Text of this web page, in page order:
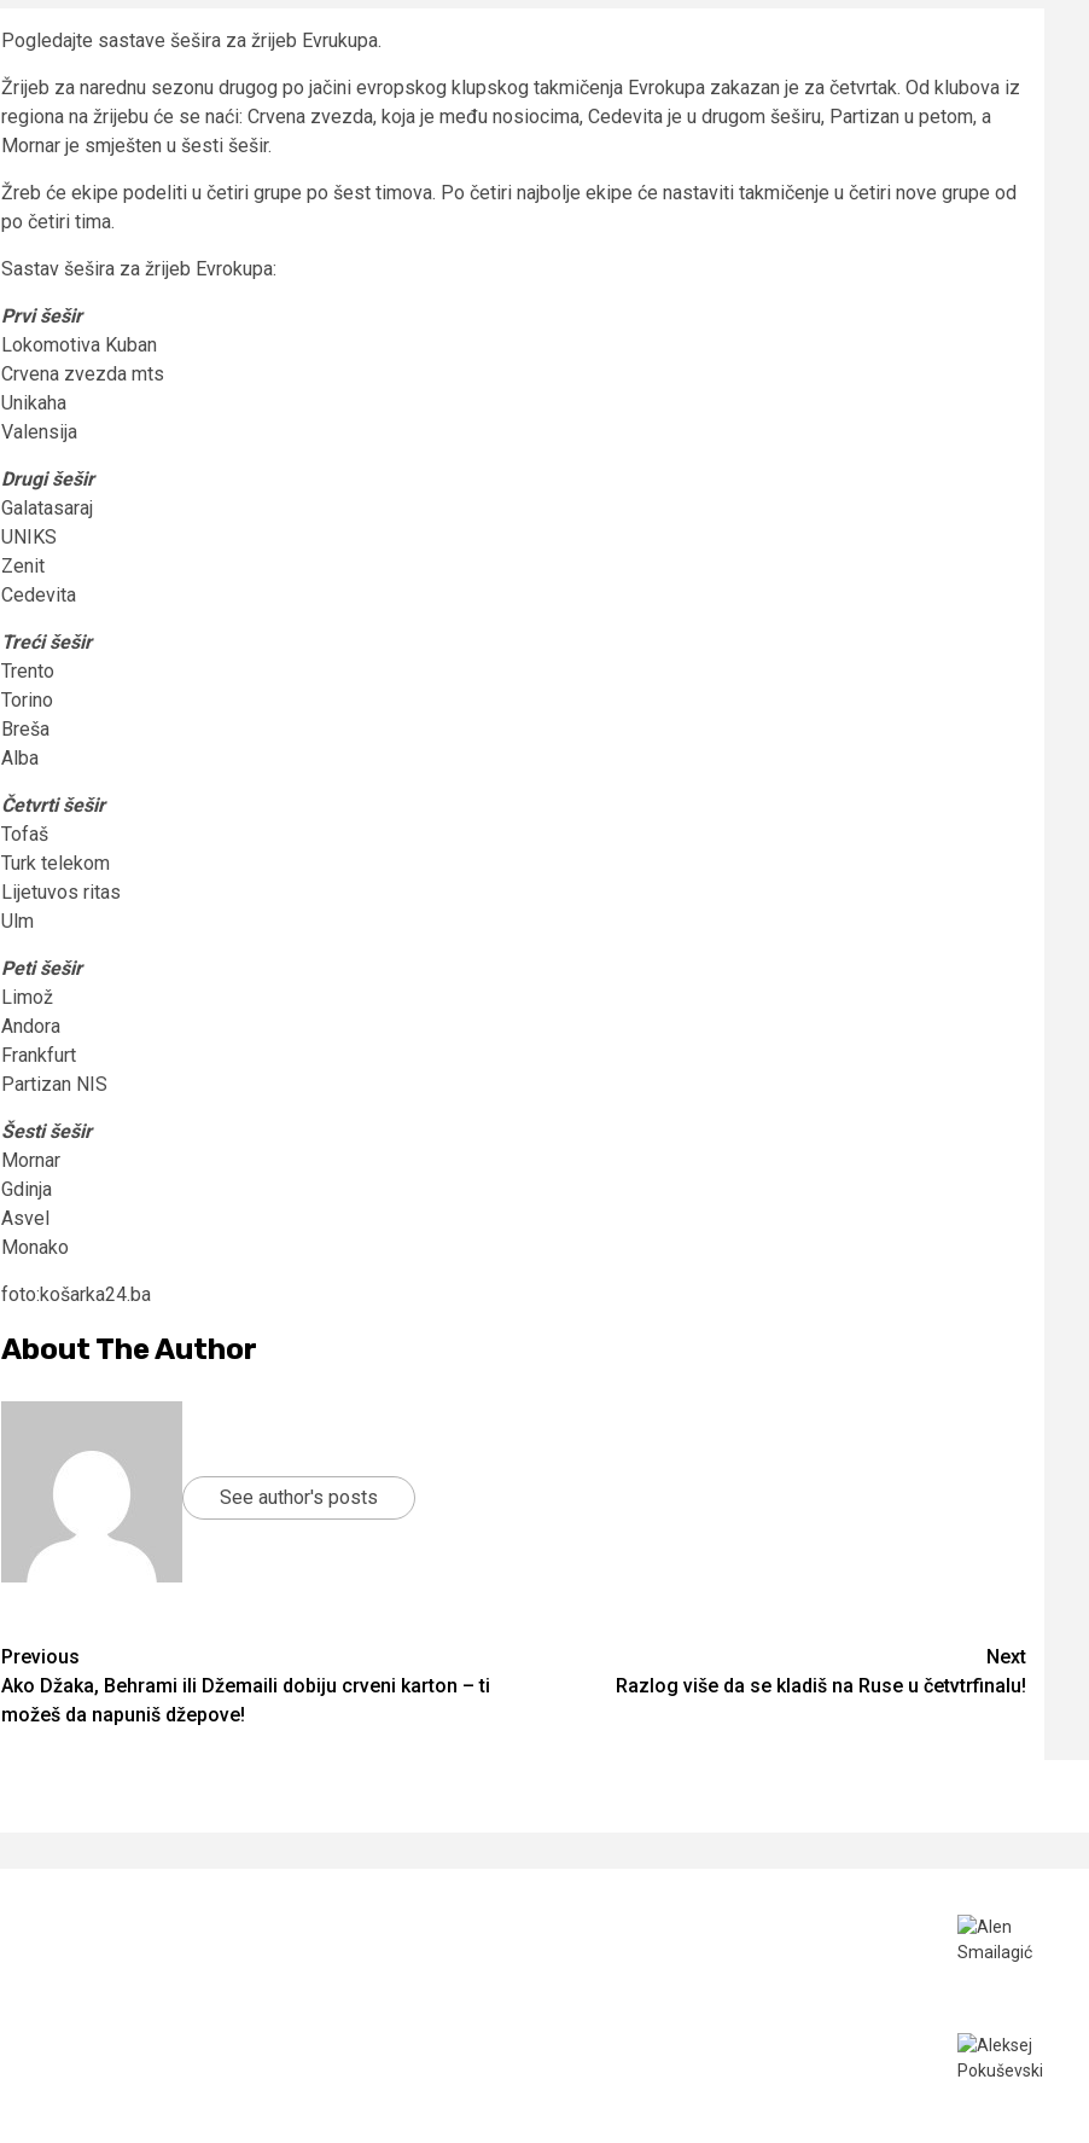
Pogledajte sastave šešira za žrijeb Evrukupa.
Žrijeb za narednu sezonu drugog po jačini evropskog klupskog takmičenja Evrokupa zakazan je za četvrtak. Od klubova iz
regiona na žrijebu će se naći: Crvena zvezda, koja je među nosiocima, Cedevita je u drugom šeširu, Partizan u petom, a
Mornar je smješten u šesti šešir.
Žreb će ekipe podeliti u četiri grupe po šest timova. Po četiri najbolje ekipe će nastaviti takmičenje u četiri nove grupe od
po četiri tima.
Sastav šešira za žrijeb Evrokupa:
Prvi šešir
Lokomotiva Kuban
Crvena zvezda mts
Unikaha
Valensija
Drugi šešir
Galatasaraj
UNIKS
Zenit
Cedevita
Treći šešir
Trento
Torino
Breša
Alba
Četvrti šešir
Tofaš
Turk telekom
Lijetuvos ritas
Ulm
Peti šešir
Limož
Andora
Frankfurt
Partizan NIS
Šesti šešir
Mornar
Gdinja
Asvel
Monako
foto:košarka24.ba
About The Author
See author's posts
Continue
Reading
Previous
Ako Džaka, Behrami ili Džemaili dobiju crveni karton – ti
možeš da napuniš džepove!
Next
Razlog više da se kladiš na Ruse u četvtrfinalu!